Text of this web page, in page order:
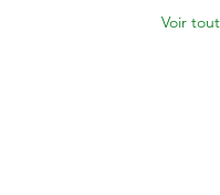
Voir tout